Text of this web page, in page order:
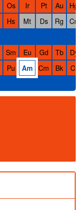
Os Ir Pt Au
Hg
Hs Mt Ds Rg Cn
Sm Eu Gd Tb
Dy
Pu Am Cm Bk Cf